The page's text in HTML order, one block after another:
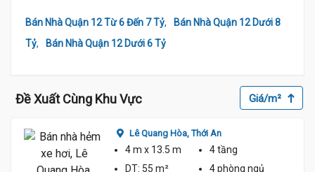
Bán Nhà Quận 12 Từ 6 Đến 7 Tỷ,
Bán Nhà Quận 12 Dưới 8
Tỷ, Bán Nhà Quận 12 Dưới 6 Tỷ
Đề Xuất Cùng Khu Vực Giá/m²
Lê Quang Hòa,Thới An
4 m x 13.5 m
4 tầng
DT: 55 m² 4 phòng ngủ